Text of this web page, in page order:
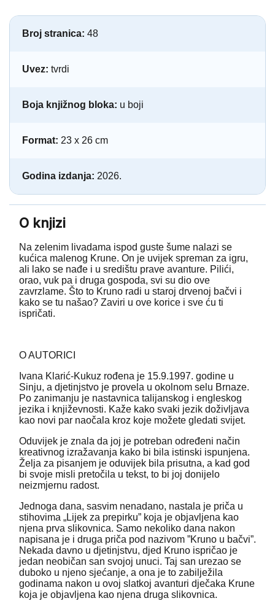
Broj stranica: 48
Uvez: tvrdi
Boja knjižnog bloka: u boji
Format: 23 x 26 cm
Godina izdanja: 2026.
O knjizi
Na zelenim livadama ispod guste šume nalazi se
kućica malenog Krune. On je uvijek spreman za igru,
ali lako se nađe i u središtu prave avanture. Pilići,
orao, vuk pa i druga gospoda, svi su dio ove
zavrzlame. Što to Kruno radi u staroj drvenoj bačvi i
kako se tu našao? Zaviri u ove korice i sve ću ti
ispričati.
O AUTORICI
Ivana Klarić-Kukuz rođena je 15.9.1997. godine u
Sinju, a djetinjstvo je provela u okolnom selu Brnaze.
Po zanimanju je nastavnica talijanskog i engleskog
jezika i književnosti. Kaže kako svaki jezik doživljava
kao novi par naočala kroz koje možete gledati svijet.
Oduvijek je znala da joj je potreban određeni način
kreativnog izražavanja kako bi bila istinski ispunjena.
Želja za pisanjem je oduvijek bila prisutna, a kad god
bi svoje misli pretočila u tekst, to bi joj donijelo
neizmjernu radost.
Jednoga dana, sasvim nenadano, nastala je priča u
stihovima „Lijek za prepirku” koja je objavljena kao
njena prva slikovnica. Samo nekoliko dana nakon
napisana je i druga priča pod nazivom ”Kruno u bačvi”.
Nekada davno u djetinjstvu, djed Kruno ispričao je
jedan neobičan san svojoj unuci. Taj san urezao se
duboko u njeno sjećanje, a ona je to zabilježila
godinama nakon u ovoj slatkoj avanturi dječaka Krune
koja je objavljena kao njena druga slikovnica.